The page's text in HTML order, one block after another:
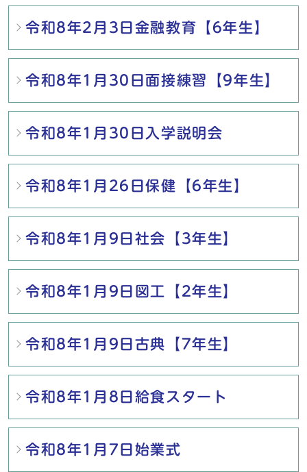
令和8年2月3日金融教育【6年生】
令和8年1月30日面接練習【9年生】
令和8年1月30日入学説明会
令和8年1月26日保健【6年生】
令和8年1月9日社会【3年生】
令和8年1月9日図工【2年生】
令和8年1月9日古典【7年生】
令和8年1月8日給食スタート
令和8年1月7日始業式